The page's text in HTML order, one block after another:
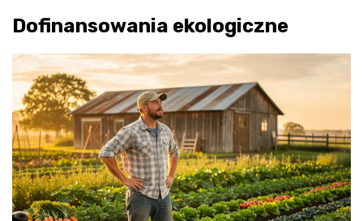
Dofinansowania ekologiczne